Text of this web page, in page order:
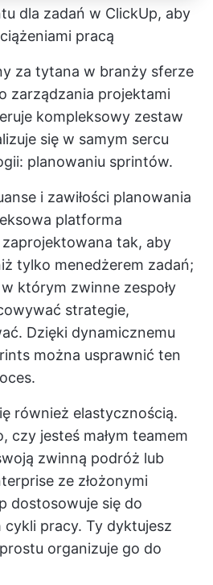
dla zadań w ClickUp, aby
pracą
za tytana w branży sferze
zarządzania projektami
kompleksowy zestaw
się w samym sercu
planowaniu sprintów.
i zawiłości planowania
platforma
zaprojektowana tak, aby
tylko menedżerem zadań;
którym zwinne zespoły
strategie,
Dzięki dynamicznemu
można usprawnić ten
również elastycznością.
czy jesteś małym teamem
zwinną podróż lub
ze złożonymi
dostosowuje się do
pracy. Ty dyktujesz
organizuje go do